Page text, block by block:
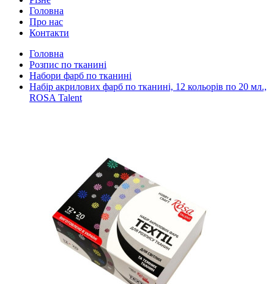
Головна
Про нас
Контакти
Головна
Розпис по тканині
Набори фарб по тканині
Набір акрилових фарб по тканині, 12 кольорів по 20 мл.,
ROSA Talent